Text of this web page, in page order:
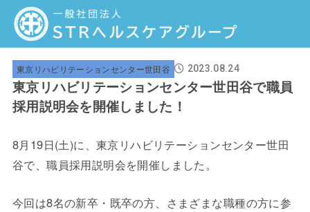
東京リハビリテーションセンター世田谷 2023.08.24
東京リハビリテーションセンター世田谷で職員
採用説明会を開催しました！
8月19日(土)に、東京リハビリテーションセンター世田
谷で、職員採用説明会を開催しました。
今回は8名の新卒・既卒の方、さまざまな職種の方に参